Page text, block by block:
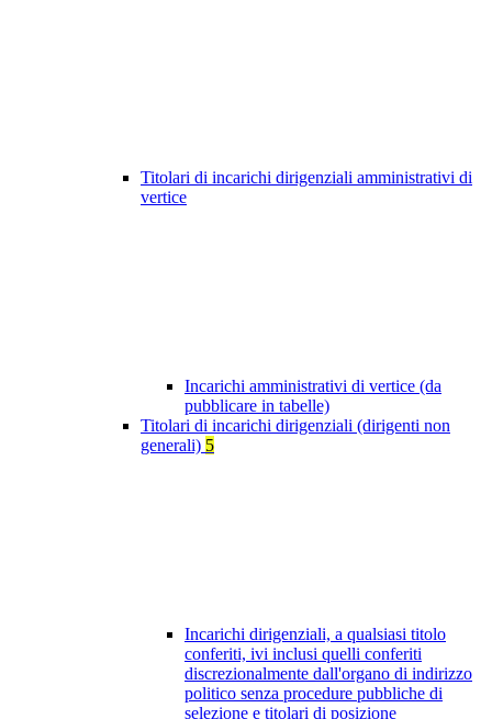
Titolari di incarichi dirigenziali amministrativi di
vertice
Incarichi amministrativi di vertice (da
pubblicare in tabelle)
Titolari di incarichi dirigenziali (dirigenti non
generali) 5
Incarichi dirigenziali, a qualsiasi titolo
conferiti, ivi inclusi quelli conferiti
discrezionalmente dall'organo di indirizzo
politico senza procedure pubbliche di
selezione e titolari di posizione